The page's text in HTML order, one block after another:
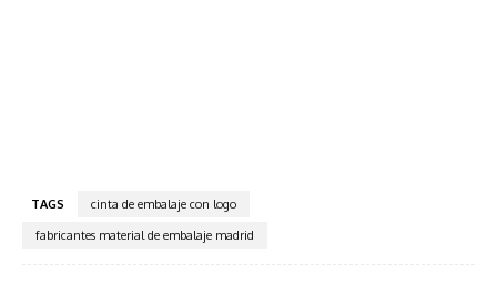
TAGS
cinta de embalaje con logo
fabricantes material de embalaje madrid